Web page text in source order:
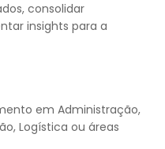
consolidar
insights para a
em Administração,
Logística ou áreas